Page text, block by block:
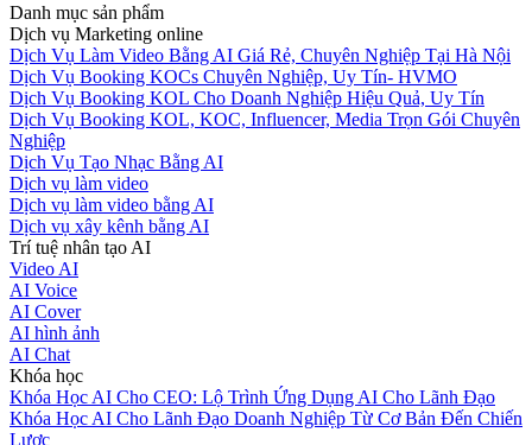
Danh mục sản phẩm
Dịch vụ Marketing online
Dịch Vụ Làm Video Bằng AI Giá Rẻ, Chuyên Nghiệp Tại Hà Nội
Dịch Vụ Booking KOCs Chuyên Nghiệp, Uy Tín- HVMO
Dịch Vụ Booking KOL Cho Doanh Nghiệp Hiệu Quả, Uy Tín
Dịch Vụ Booking KOL, KOC, Influencer, Media Trọn Gói Chuyên
Nghiệp
Dịch Vụ Tạo Nhạc Bằng AI
Dịch vụ làm video
Dịch vụ làm video bằng AI
Dịch vụ xây kênh bằng AI
Trí tuệ nhân tạo AI
Video AI
AI Voice
AI Cover
AI hình ảnh
AI Chat
Khóa học
Khóa Học AI Cho CEO: Lộ Trình Ứng Dụng AI Cho Lãnh Đạo
Khóa Học AI Cho Lãnh Đạo Doanh Nghiệp Từ Cơ Bản Đến Chiến
Lược